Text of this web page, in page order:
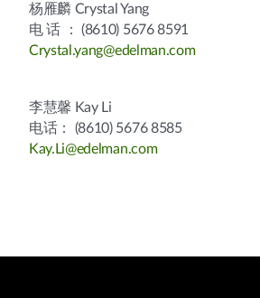
杨雁麟 Crystal Yang
电 话 ： (8610) 5676 8591
Crystal.yang@edelman.com
李慧馨 Kay Li
电话： (8610) 5676 8585
Kay.Li@edelman.com